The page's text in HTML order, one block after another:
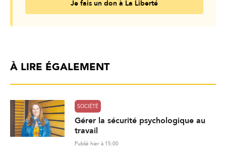
Je fais un don à La Liberté
À LIRE ÉGALEMENT
SOCIÉTÉ
Gérer la sécurité psychologique au
travail
Publié hier à 15:00